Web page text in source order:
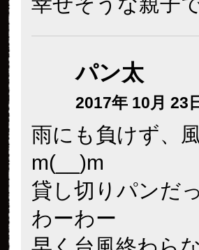
おしりやしっぽ
今日は風が強い
出かけください(*
みーみー
2017年 10月 23
おはようござい